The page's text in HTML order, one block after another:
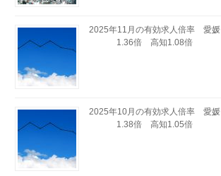
2025年11月の有効求人倍率 愛媛
1.36倍 高知1.08倍
2025年10月の有効求人倍率 愛媛
1.38倍 高知1.05倍